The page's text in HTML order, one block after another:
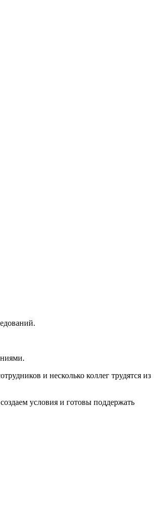
и несколько коллег трудятся из
условия и готовы поддержать